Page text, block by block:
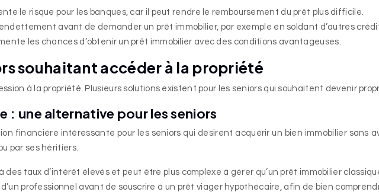
le risque pour les banques, car il peut rendre le remboursement du prêt plus difficile.
avant de demander un prêt immobilier, par exemple en soldant d’autres
les chances d’obtenir un prêt immobilier avec des conditions avantageuses.
souhaitant accéder à la propriété
à la propriété. Plusieurs solutions existent pour les seniors qui souhaitent devenir
: une alternative pour les seniors
financière intéressante pour les seniors qui désirent acquérir un bien immobilier sans
par ses héritiers.
taux d’intérêt élevés et peut être plus complexe à gérer qu’un prêt immobilier
professionnel avant de souscrire à un prêt viager hypothécaire, afin de bien